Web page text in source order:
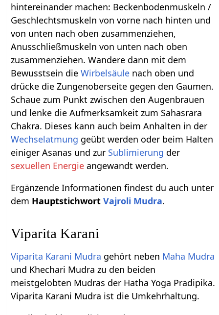
hintereinander machen: Beckenbodenmuskeln /
Geschlechtsmuskeln von vorne nach hinten und
von unten nach oben zusammenziehen,
Anusschließmuskeln von unten nach oben
zusammenziehen. Wandere dann mit dem
Bewusstsein dieWirbelsäule nach oben und
drücke die Zungenoberseite gegen den Gaumen.
Schaue zum Punkt zwischen den Augenbrauen
und lenke die Aufmerksamkeit zum Sahasrara
Chakra. Dieses kann auch beim Anhalten in der
Wechselatmung geübt werden oder beim Halten
einiger Asanas und zur Sublimierung der
sexuellen Energie angewandt werden.
Ergänzende Informationen findest du auch unter
dem HauptstichwortVajroli Mudra.
Viparita Karani
Viparita Karani Mudra gehört neben Maha Mudra
und Khechari Mudra zu den beiden
meistgelobten Mudras der Hatha Yoga Pradipika.
Viparita Karani Mudra ist die Umkehrhaltung.